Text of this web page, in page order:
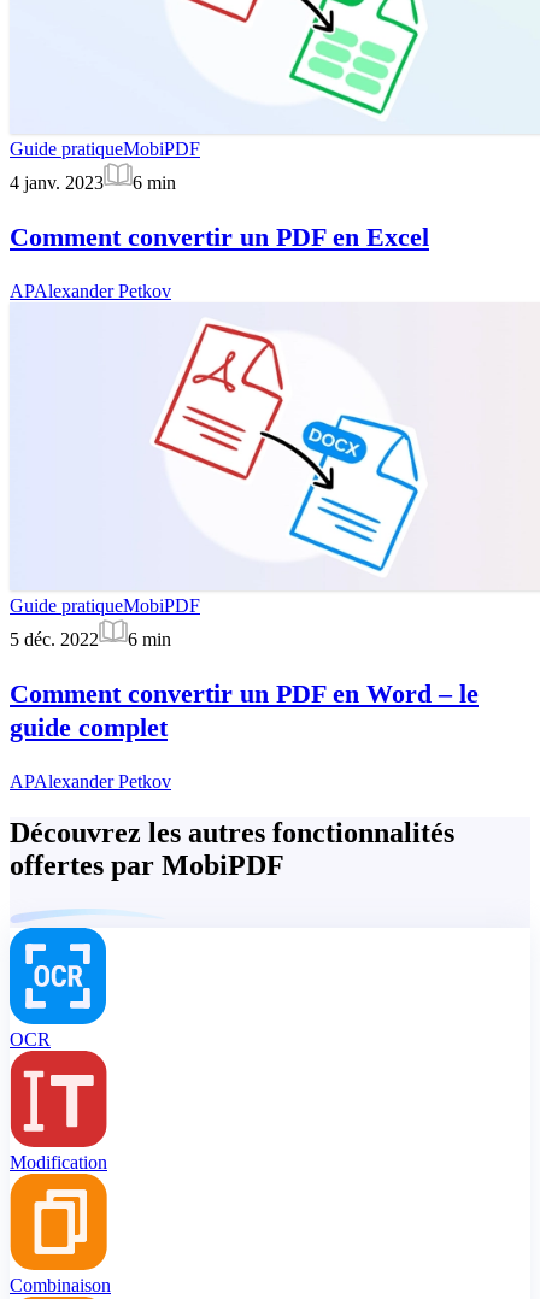
Guide pratiqueMobiPDF
4 janv. 2023
6 min
Comment convertir un PDF en Excel
APAlexander Petkov
Guide pratiqueMobiPDF
5 déc. 2022
6 min
Comment convertir un PDF en Word – le
guide complet
APAlexander Petkov
Découvrez les autres fonctionnalités
offertes par MobiPDF
OCR
Modification
Combinaison